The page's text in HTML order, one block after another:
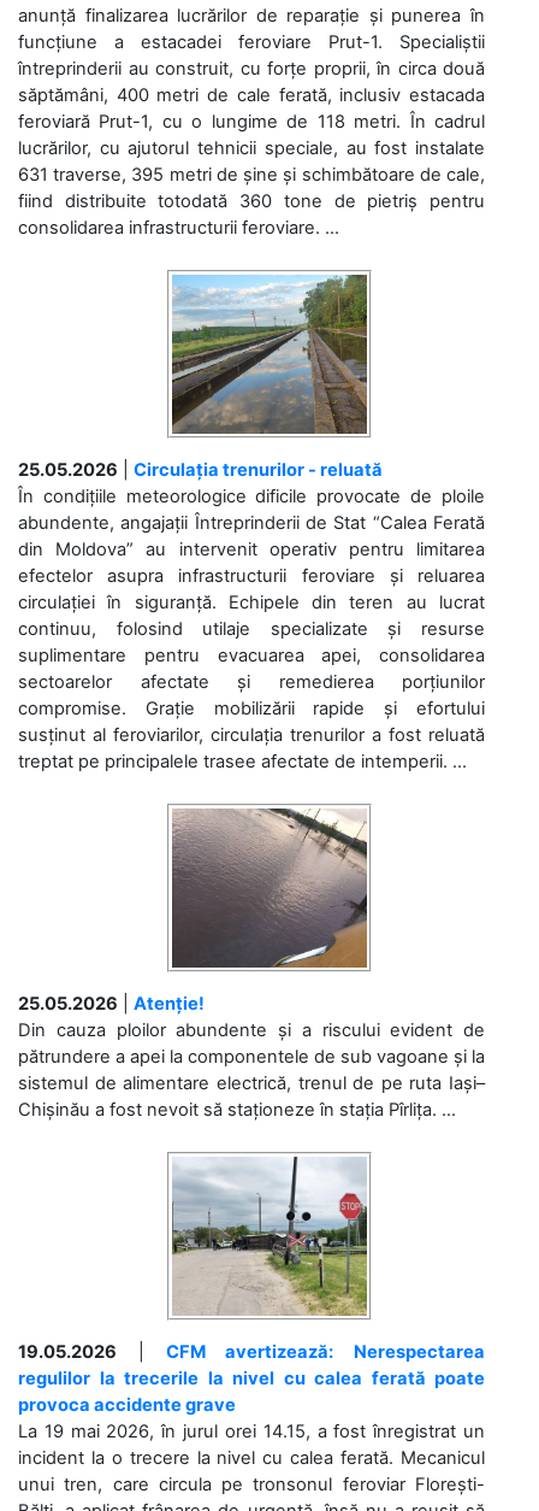
anunță finalizarea lucrărilor de reparație și punerea în
funcțiune a estacadei feroviare Prut-1. Specialiștii
întreprinderii au construit, cu forțe proprii, în circa două
săptămâni, 400 metri de cale ferată, inclusiv estacada
feroviară Prut-1, cu o lungime de 118 metri. În cadrul
lucrărilor, cu ajutorul tehnicii speciale, au fost instalate
631 traverse, 395 metri de șine și schimbătoare de cale,
fiind distribuite totodată 360 tone de pietriș pentru
consolidarea infrastructurii feroviare. ...
25.05.2026
Circulația trenurilor - reluată
În condițiile meteorologice dificile provocate de ploile
abundente, angajații Întreprinderii de Stat “Calea Ferată
din Moldova” au intervenit operativ pentru limitarea
efectelor asupra infrastructurii feroviare și reluarea
circulației în siguranță. Echipele din teren au lucrat
continuu, folosind utilaje specializate și resurse
suplimentare pentru evacuarea apei, consolidarea
sectoarelor afectate și remedierea porțiunilor
compromise. Grație mobilizării rapide și efortului
susținut al feroviarilor, circulația trenurilor a fost reluată
treptat pe principalele trasee afectate de intemperii. ...
25.05.2026
Atenție!
Din cauza ploilor abundente și a riscului evident de
pătrundere a apei la componentele de sub vagoane și la
sistemul de alimentare electrică, trenul de pe ruta Iași–
Chișinău a fost nevoit să staționeze în stația Pîrlița. ...
19.05.2026
CFM avertizează: Nerespectarea
regulilor la trecerile la nivel cu calea ferată poate
provoca accidente grave
La 19 mai 2026, în jurul orei 14.15, a fost înregistrat un
incident la o trecere la nivel cu calea ferată. Mecanicul
unui tren, care circula pe tronsonul feroviar Florești-